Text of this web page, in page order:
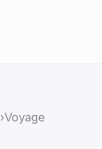
›Voyage